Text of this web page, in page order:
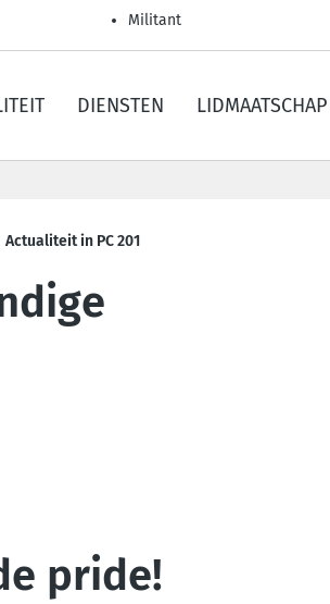
Militant
DIENSTEN LIDMAATSCHAP
Actualiteit in PC 201
pride!